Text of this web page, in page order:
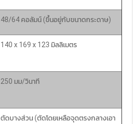
48/64 คอลัมน์ (ขึ้นอยู่กับขนาดกระดาษ)
140 x 169 x 123 มิลลิเมตร
250 มม/วินาที
ตัดบางส่วน (ตัดโดยเหลือจุดตรงกลางเอา